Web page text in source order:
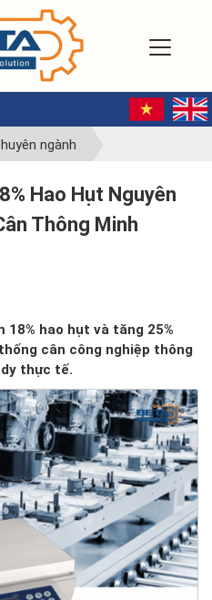
ngành
Hao Hụt Nguyên
Thông Minh
18% hao hụt và tăng 25%
cân công nghiệp thông
thực tế.